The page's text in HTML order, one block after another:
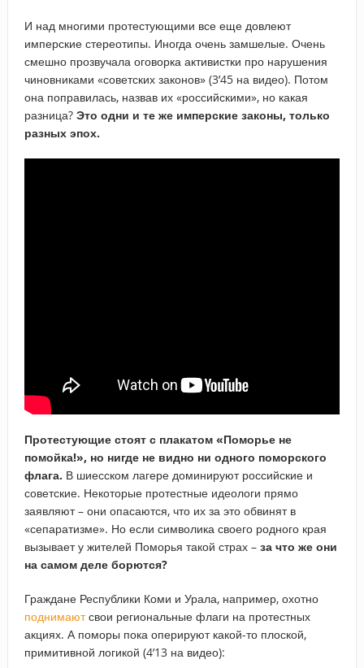
И над многими протестующими все еще довлеют
имперские стереотипы. Иногда очень замшелые. Очень
смешно прозвучала оговорка активистки про нарушения
чиновниками «советских законов» (3’45 на видео). Потом
она поправилась, назвав их «российскими», но какая
разница? Это одни и те же имперские законы, только
разных эпох.
Протестующие стоят с плакатом «Поморье не
помойка!», но нигде не видно ни одного поморского
флага. В шиесском лагере доминируют российские и
советские. Некоторые протестные идеологи прямо
заявляют – они опасаются, что их за это обвинят в
«сепаратизме». Но если символика своего родного края
вызывает у жителей Поморья такой страх – за что же они
на самом деле борются?
Граждане Республики Коми и Урала, например, охотно
поднимаютсвои региональные флаги на протестных
акциях. А поморы пока оперируют какой-то плоской,
примитивной логикой (4’13 на видео):